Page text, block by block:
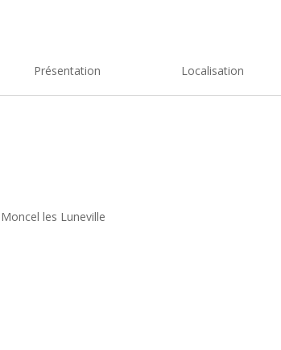
Présentation Localisation
les Luneville